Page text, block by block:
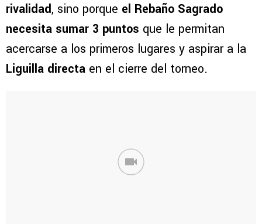
rivalidad, sino porque el Rebaño Sagrado
necesita sumar 3 puntos que le permitan
acercarse a los primeros lugares y aspirar a la
Liguilla directa en el cierre del torneo.